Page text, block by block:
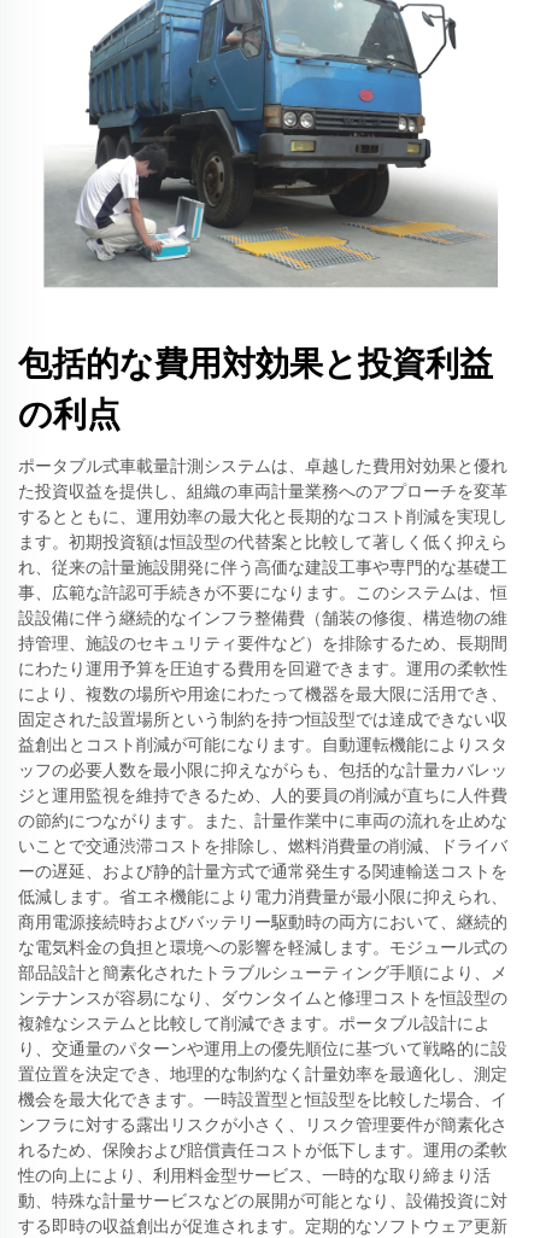
包括的な費用対効果と投資利益
の利点
ポータブル式車載量計測システムは、卓越した費用対効果と優れ
た投資収益を提供し、組織の車両計量業務へのアプローチを変革
するとともに、運用効率の最大化と長期的なコスト削減を実現し
ます。初期投資額は恒設型の代替案と比較して著しく低く抑えら
れ、従来の計量施設開発に伴う高価な建設工事や専門的な基礎工
事、広範な許認可手続きが不要になります。このシステムは、恒
設設備に伴う継続的なインフラ整備費（舗装の修復、構造物の維
持管理、施設のセキュリティ要件など）を排除するため、長期間
にわたり運用予算を圧迫する費用を回避できます。運用の柔軟性
により、複数の場所や用途にわたって機器を最大限に活用でき、
固定された設置場所という制約を持つ恒設型では達成できない収
益創出とコスト削減が可能になります。自動運転機能によりスタ
ッフの必要人数を最小限に抑えながらも、包括的な計量カバレッ
ジと運用監視を維持できるため、人的要員の削減が直ちに人件費
の節約につながります。また、計量作業中に車両の流れを止めな
いことで交通渋滞コストを排除し、燃料消費量の削減、ドライバ
ーの遅延、および静的計量方式で通常発生する関連輸送コストを
低減します。省エネ機能により電力消費量が最小限に抑えられ、
商用電源接続時およびバッテリー駆動時の両方において、継続的
な電気料金の負担と環境への影響を軽減します。モジュール式の
部品設計と簡素化されたトラブルシューティング手順により、メ
ンテナンスが容易になり、ダウンタイムと修理コストを恒設型の
複雑なシステムと比較して削減できます。ポータブル設計によ
り、交通量のパターンや運用上の優先順位に基づいて戦略的に設
置位置を決定でき、地理的な制約なく計量効率を最適化し、測定
機会を最大化できます。一時設置型と恒設型を比較した場合、イ
ンフラに対する露出リスクが小さく、リスク管理要件が簡素化さ
れるため、保険および賠償責任コストが低下します。運用の柔軟
性の向上により、利用料金型サービス、一時的な取り締まり活
動、特殊な計量サービスなどの展開が可能となり、設備投資に対
する即時の収益創出が促進されます。定期的なソフトウェア更新